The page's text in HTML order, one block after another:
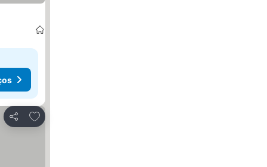
Partilhar
Adicionar aos favoritos